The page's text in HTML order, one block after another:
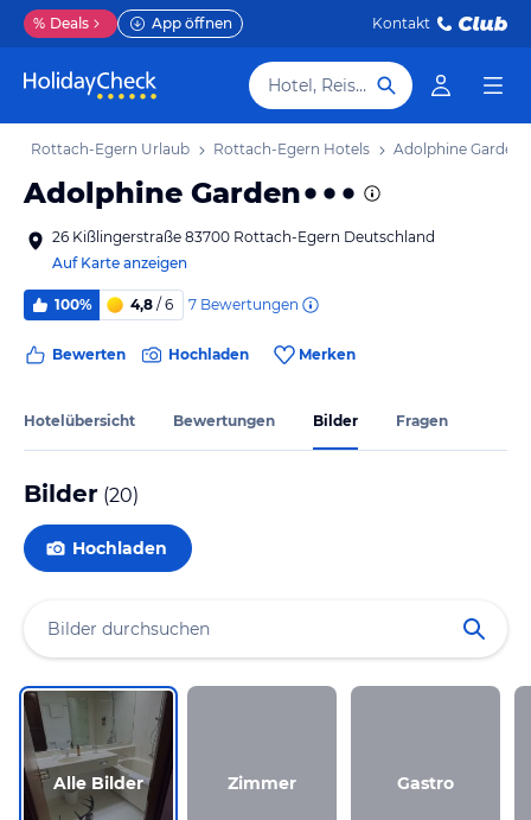
% Deals App öffnen Kontakt
Hotel, Reiseziel
Rottach-Egern Urlaub Rottach-Egern Hotels Adolphine Garden
Adolphine Garden
26 Kißlingerstraße 83700 Rottach-Egern Deutschland
Auf Karte anzeigen
100% 4,8 / 6 7 Bewertungen
Bewerten Hochladen Merken
Hotelübersicht Bewertungen Bilder Fragen
Bilder (20)
Hochladen
Alle Bilder Zimmer Gastro